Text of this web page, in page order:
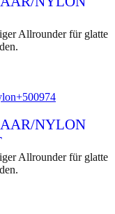
Allrounder für glatte
NYLON
Allrounder für glatte